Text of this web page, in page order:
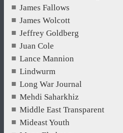
James Fallows
James Wolcott
Jeffrey Goldberg
Juan Cole
Lance Mannion
Lindwurm
Long War Journal
Mehdi Saharkhiz
Middle East Transparent
Mideast Youth